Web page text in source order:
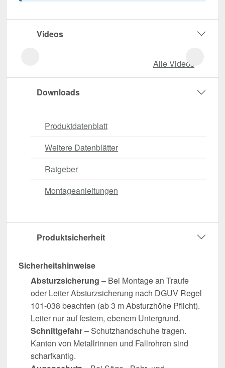
Videos
Alle Videos
Downloads
Produktdatenblatt
Weitere Datenblätter
Ratgeber
Montageanleitungen
Produktsicherheit
Sicherheitshinweise
Absturzsicherung – Bei Montage an Traufe
oder Leiter Absturzsicherung nach DGUV Regel
101-038 beachten (ab 3 m Absturzhöhe Pflicht).
Leiter nur auf festem, ebenem Untergrund.
Schnittgefahr– Schutzhandschuhe tragen.
Kanten von Metallrinnen und Fallrohren sind
scharfkantig.